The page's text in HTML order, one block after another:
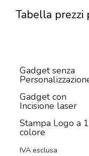
Tabella prezzi
Gadget senza
Gadget con
Incisione laser
Stampa Logo a 1
colore
IVA esclusa